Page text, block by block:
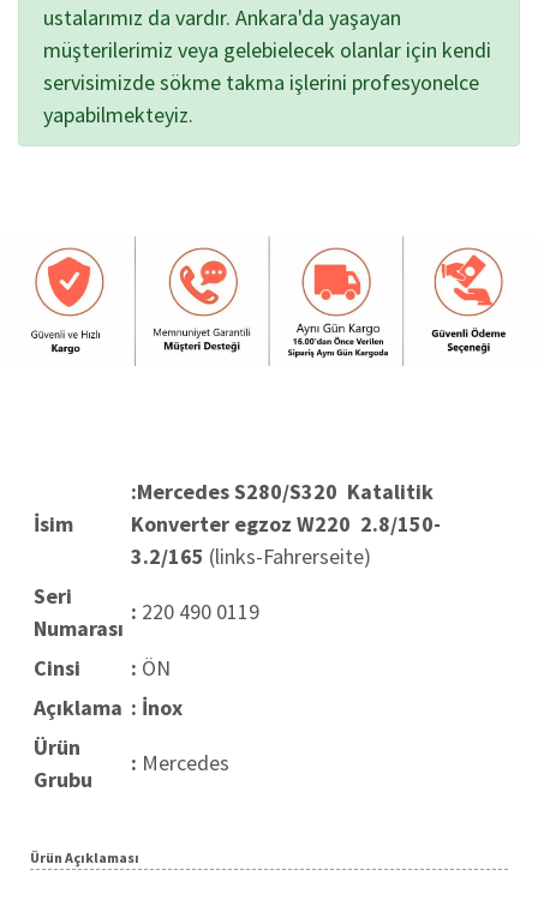
ustalarımız da vardır. Ankara'da yaşayan
müşterilerimiz veya gelebielecek olanlar için kendi
servisimizde sökme takma işlerini profesyonelce
yapabilmekteyiz.
İsim
:Mercedes S280/S320 Katalitik
Konverter egzoz W220 2.8/150-
3.2/165 (links-Fahrerseite)
Seri
Numarası
: 220 490 0119
Cinsi : ÖN
Açıklama : İnox
Ürün
Grubu
: Mercedes
Ürün Açıklaması